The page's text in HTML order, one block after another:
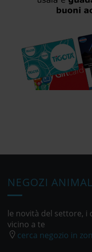
NEGOZI
le novità del settore, i
vicino a te
cerca negozio in